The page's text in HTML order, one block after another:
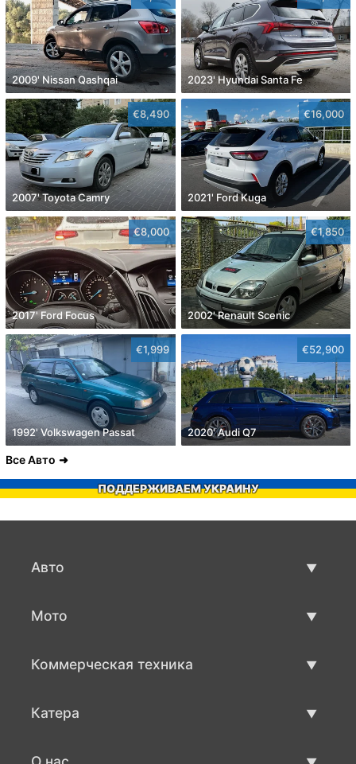
2009' Nissan Qashqai 2023' Hyundai Santa Fe
€8,490
2007' Toyota Camry
€16,000
2021' Ford Kuga
€8,000
2017' Ford Focus
€1,850
2002' Renault Scenic
€1,999
1992' Volkswagen Passat
€52,900
2020' Audi Q7
Все Авто
ПОДДЕРЖИВАЕМ УКРАИНУ
Авто
Мото
Коммерческая техника
Катера